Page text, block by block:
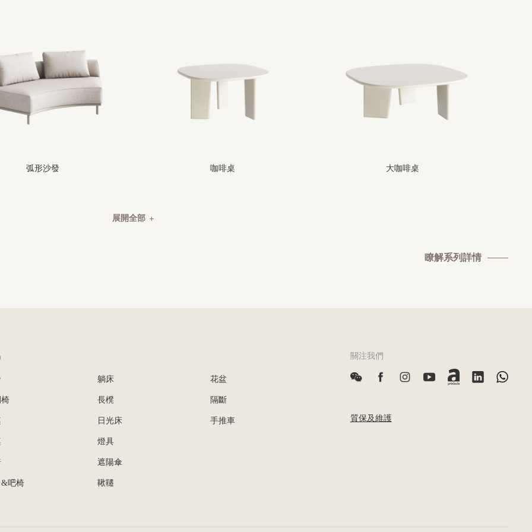
弧形沙發 咖啡桌 大咖啡桌
展開全部
瞭解系列詳情
&吧椅
躺床
長櫈
日光床
燈具
遮陽傘
鞦韆
花盆
隔斷
手推車
關注我們
質保及維護